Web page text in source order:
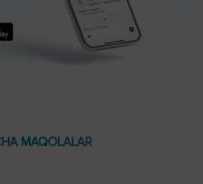
MAQOLALAR